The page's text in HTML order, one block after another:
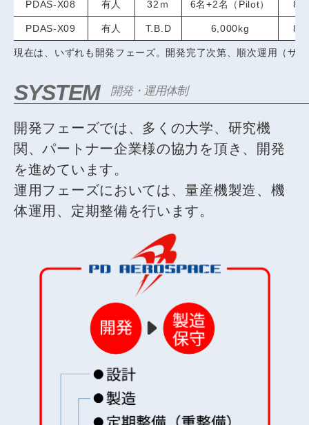
PDAS-X08 有人 32ｍ 6名+2名（Pilot）
PDAS-X09 有人 T.B.D 6,000kg
現在は、いずれも開発フェーズ。開発完了次第、順次運用（サ
SYSTEM 開発・運用体制
開発フェーズでは、多くの大学、研究機
関、パートナー企業様の協力を頂き、開発
を進めています。
運用フェーズにおいては、量産機製造、機
体運用、定期整備を行います。